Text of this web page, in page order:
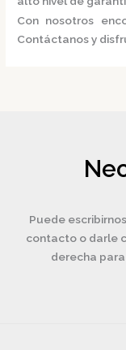
Con nosotros
Contáctanos y
Puede
contacto o darle
derecha